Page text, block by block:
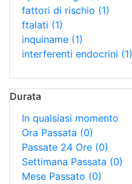
fattori di rischio (1)
ftalati (1)
inquiname (1)
interferenti endocrini (1)
Durata
In qualsiasi momento
Ora Passata (0)
Passate 24 Ore (0)
Settimana Passata (0)
Mese Passato (0)